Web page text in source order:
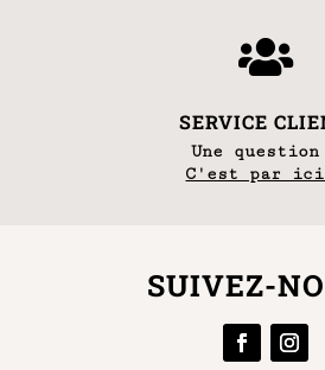

SERVICE
Une question
C'est par
SUIVEZ-